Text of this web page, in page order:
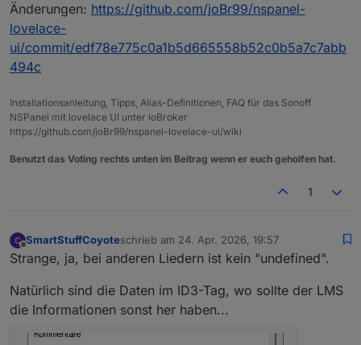
    ]
};
Änderungen: https://github.com/joBr99/nspanel-
lovelace-
ui/commit/edf78e775c0a1b5d665558b52c0b5a7c7abb
494c
Installationsanleitung, Tipps, Alias-Definitionen, FAQ für das Sonoff
NSPanel mit lovelace UI unter ioBroker
https://github.com/joBr99/nspanel-lovelace-ui/wiki
Benutzt das Voting rechts unten im Beitrag wenn er euch geholfen hat.
1
SmartStuffCoyoteschrieb am 24. Apr. 2026, 19:57
zuletzt editiert von
Strange, ja, bei anderen Liedern ist kein "undefined".
Natürlich sind die Daten im ID3-Tag, wo sollte der LMS
die Informationen sonst her haben...